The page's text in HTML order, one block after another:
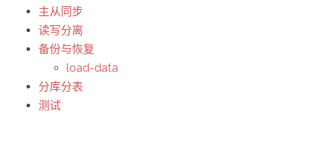
主从同步
读写分离
备份与恢复
load-data
分库分表
测试